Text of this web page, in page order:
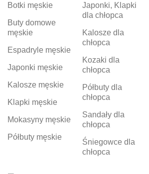
Botki męskie
Buty domowe
męskie
Espadryle męskie
Japonki męskie
Kalosze męskie
Klapki męskie
Mokasyny męskie
Półbuty męskie
Japonki, Klapki
dla chłopca
Kalosze dla
chłopca
Kozaki dla
chłopca
Półbuty dla
chłopca
Sandały dla
chłopca
Śniegowce dla
chłopca